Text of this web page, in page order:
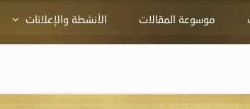
موسوعة المقالات الأنشطة والإعلانات